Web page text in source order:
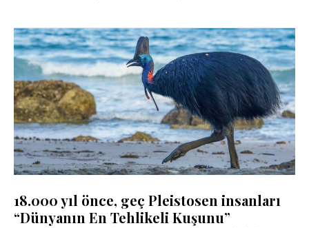
18.000 yıl önce, geç Pleistosen insanları
“Dünyanın En Tehlikeli Kuşunu”